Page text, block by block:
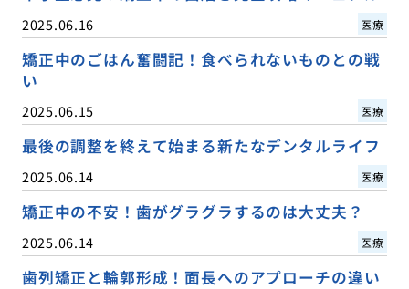
2025.06.16 医療
矯正中のごはん奮闘記！食べられないものとの戦
い
2025.06.15 医療
最後の調整を終えて始まる新たなデンタルライフ
2025.06.14 医療
矯正中の不安！歯がグラグラするのは大丈夫？
2025.06.14 医療
歯列矯正と輪郭形成！面長へのアプローチの違い